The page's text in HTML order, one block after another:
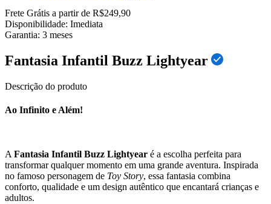
Frete Grátis a partir de R$249,90
Disponibilidade: Imediata
Garantia: 3 meses
Fantasia Infantil Buzz Lightyear
Descrição do produto
Ao Infinito e Além!
A Fantasia Infantil Buzz Lightyear é a escolha perfeita para
transformar qualquer momento em uma grande aventura. Inspirada
no famoso personagem de Toy Story, essa fantasia combina
conforto, qualidade e um design autêntico que encantará crianças e
adultos.